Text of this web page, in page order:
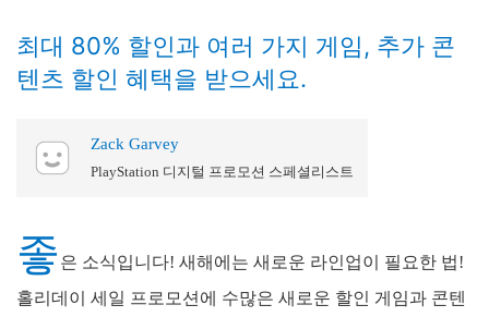
최대 80% 할인과 여러 가지 게임, 추가 콘
텐츠 할인 혜택을 받으세요.
Zack Garvey
PlayStation 디지털 프로모션 스페셜리스트
좋 은 소식입니다! 새해에는 새로운 라인업이 필요한 법!
홀리데이 세일 프로모션에 수많은 새로운 할인 게임과 콘텐